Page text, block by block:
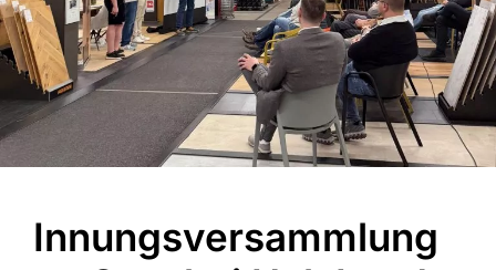
Innungsversammlung